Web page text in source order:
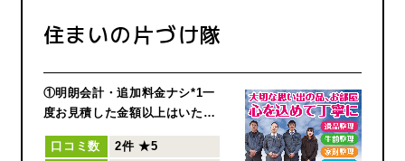
住まいの片づけ隊
①明朗会計・追加料金ナシ*1一
度お見積した金額以上はいただ
きません！
②個人情報・秘密は厳守お客様
口コミ数 2件 ★5